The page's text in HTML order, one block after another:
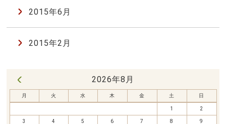
2015年6月
2015年2月
2026年8月
月 火 水 木 金 土 日
1 2
3 4 5 6 7 8 9